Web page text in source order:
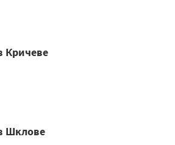
Кричеве
Шклове